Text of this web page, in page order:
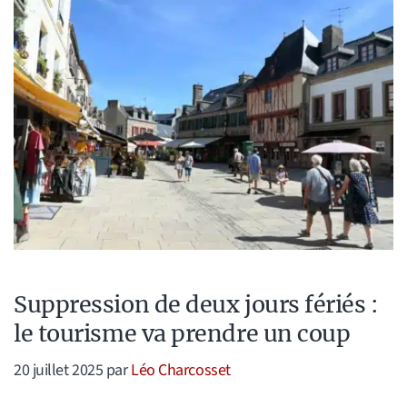
Suppression de deux jours fériés :
le tourisme va prendre un coup
20 juillet 2025 parLéo Charcosset